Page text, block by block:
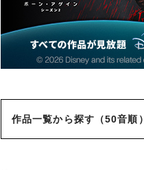
作品一覧から探す（50音順）